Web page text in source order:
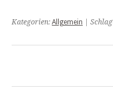
Kategorien: Allgemein |